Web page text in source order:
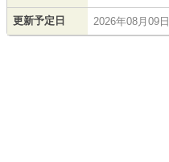
更新予定日 2026年08月09日